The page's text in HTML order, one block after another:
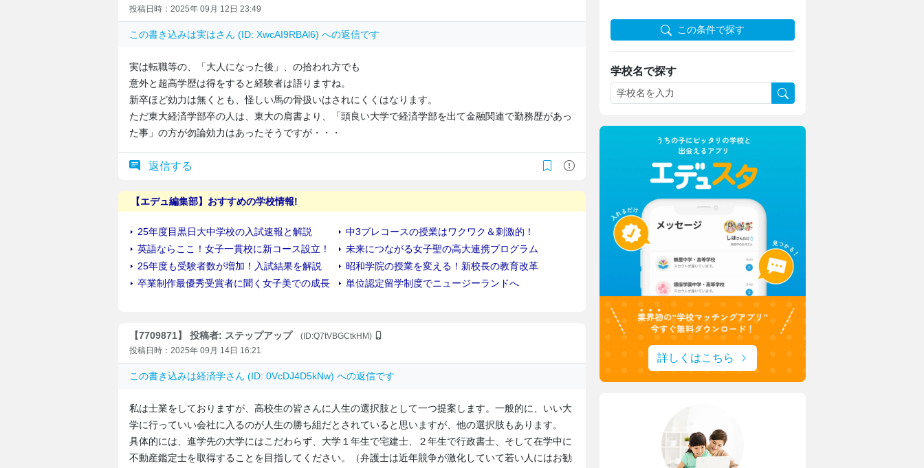
投稿日時：2025年 09月 12日 23:49
この書き込みは実はさん (ID: XwcAI9RBAl6) への返信です
実は転職等の、「大人になった後」、の拾われ方でも
意外と超高学歴は得をすると経験者は語りますね。
新卒ほど効力は無くとも、怪しい馬の骨扱いはされにくくはなります。
ただ東大経済学部卒の人は、東大の肩書より、「頭良い大学で経済学部を出て金融関連で勤務歴があっ
た事」の方が勿論効力はあったそうですが・・・
返信する
【7709871】 投稿者: ステップアップ
(ID:Q7tVBGCtkHM)
投稿日時：2025年 09月 14日 16:21
この書き込みは経済学さん (ID: 0VcDJ4D5kNw) への返信です
私は士業をしておりますが、高校生の皆さんに人生の選択肢として一つ提案します。一般的に、いい大
学に行っていい会社に入るのが人生の勝ち組だとされていると思いますが、他の選択肢もあります。
具体的には、進学先の大学にはこだわらず、大学１年生で宅建士、２年生で行政書士、そして在学中に
不動産鑑定士を取得することを目指してください。（弁護士は近年競争が激化していて若い人にはお勧
この条件で探す
学校名で探す
詳しくはこちら